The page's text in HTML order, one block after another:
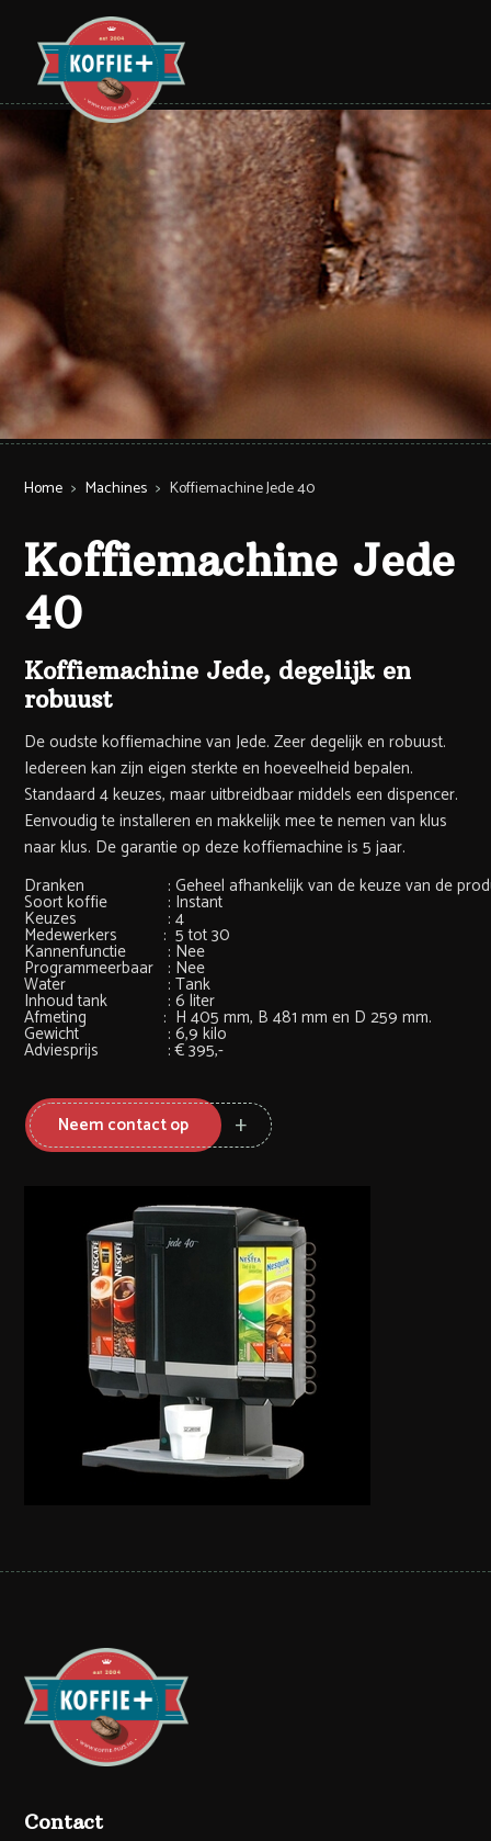
Home > Machines > Koffiemachine Jede 40
Koffiemachine Jede
40
Koffiemachine Jede, degelijk en
robuust
De oudste koffiemachine van Jede. Zeer degelijk en robuust.
Iedereen kan zijn eigen sterkte en hoeveelheid bepalen.
Standaard 4 keuzes, maar uitbreidbaar middels een dispencer.
Eenvoudig te installeren en makkelijk mee te nemen van klus
naar klus. De garantie op deze koffiemachine is 5 jaar.
Dranken
: Geheel afhankelijk van de keuze van de
Soort koffie : Instant
Keuzes : 4
Medewerkers : 5 tot 30
Kannenfunctie : Nee
Programmeerbaar : Nee
Water : Tank
Inhoud tank : 6 liter
Afmeting : H 405 mm, B 481 mm en D 259 mm.
Gewicht : 6,9 kilo
Adviesprijs :€ 395,-
Neem contact op
Contact